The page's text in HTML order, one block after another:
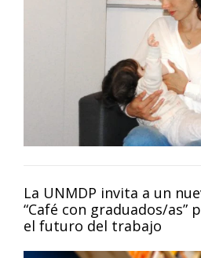
La UNMDP invita a un
“Café con graduados/as”
el futuro del trabajo